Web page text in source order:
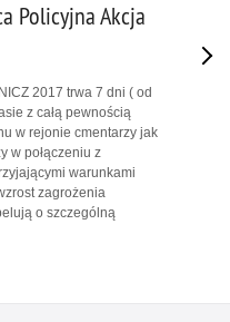
Policyjna Akcja
2017 trwa 7 dni ( od
z całą pewnością
w rejonie cmentarzy jak
w połączeniu z
warunkami
zagrożenia
o szczególną